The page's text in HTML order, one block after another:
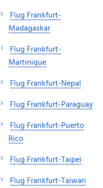
Flug Frankfurt-
Madagaskar
Flug Frankfurt-
Martinique
Flug Frankfurt-Nepal
Flug Frankfurt-Paraguay
Flug Frankfurt-Puerto
Rico
Flug Frankfurt-Taipei
Flug Frankfurt-Taiwan